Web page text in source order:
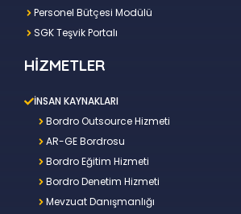
Personel Bütçesi Modülü
SGK Teşvik Portalı
HİZMETLER
İNSAN KAYNAKLARI
Bordro Outsource Hizmeti
AR-GE Bordrosu
Bordro Eğitim Hizmeti
Bordro Denetim Hizmeti
Mevzuat Danışmanlığı